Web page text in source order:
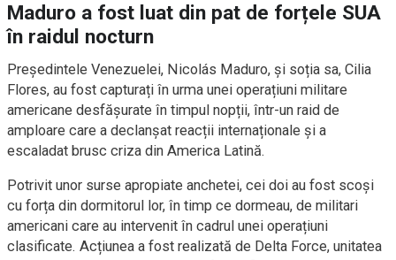
Maduro a fost luat din pat de forțele SUA
în raidul nocturn
Președintele Venezuelei, Nicolás Maduro, și soția sa, Cilia
Flores, au fost capturați în urma unei operațiuni militare
americane desfășurate în timpul nopții, într-un raid de
amploare care a declanșat reacții internaționale și a
escaladat brusc criza din America Latină.
Potrivit unor surse apropiate anchetei, cei doi au fost scoși
cu forța din dormitorul lor, în timp ce dormeau, de militari
americani care au intervenit în cadrul unei operațiuni
clasificate. Acțiunea a fost realizată de Delta Force, unitatea